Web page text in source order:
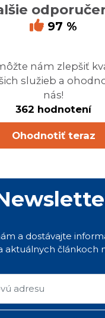
97 %
nám zlepšiť
služieb a
nás!
362 hodnotení
Ohodnotiť teraz
a dostávajte
aktuálnych článkoch